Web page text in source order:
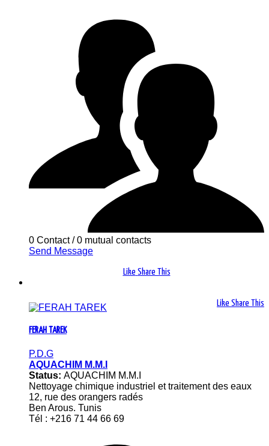
0 Contact/0 mutual contacts
Send Message
Like Share This
Like Share This
FERAH TAREK
P.D.G
AQUACHIM M.M.I
Status: AQUACHIM M.M.I
Nettoyage chimique industriel et traitement des eaux
12, rue des orangers radés
Ben Arous. Tunis
Tél : +216 71 44 66 69